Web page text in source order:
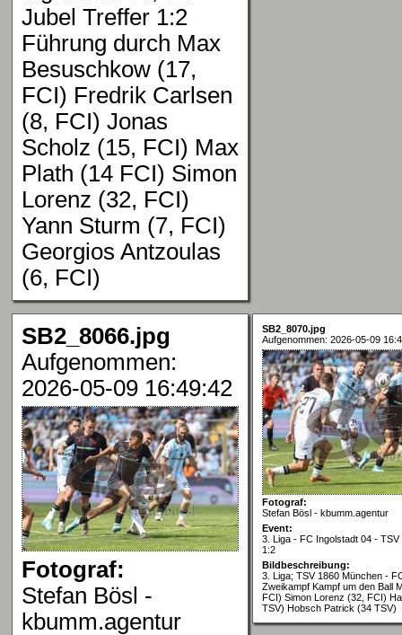
Jubel Treffer 1:2
Führung durch Max
Besuschkow (17,
FCI) Fredrik Carlsen
(8, FCI) Jonas
Scholz (15, FCI) Max
Plath (14 FCI) Simon
Lorenz (32, FCI)
Yann Sturm (7, FCI)
Georgios Antzoulas
(6, FCI)
SB2_8066.jpg
Aufgenommen:
2026-05-09 16:49:42
Fotograf:
Stefan Bösl -
kbumm.agentur
SB2_8070.jpg
Aufgenommen: 2026-05-09
Fotograf:
Stefan Bösl - kbumm.agentur
Event:
3. Liga - FC Ingolstadt 04 -
1:2
Bildbeschreibung:
3. Liga; TSV 1860 München -
Zweikampf Kampf um den Ball
FCI) Simon Lorenz (32, FCI)
TSV) Hobsch Patrick (34 TSV)